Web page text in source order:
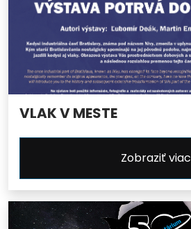
VLAK V MESTE
Zobraziť viac